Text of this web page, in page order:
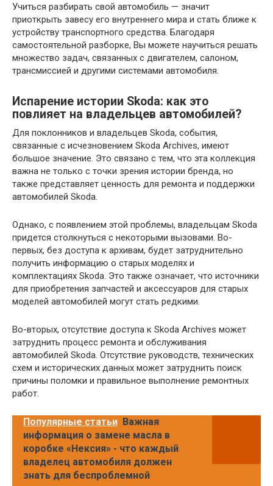
Учиться разбирать свой автомобиль — значит
приоткрыть завесу его внутреннего мира и стать ближе к
устройству транспортного средства. Благодаря
самостоятельной разборке, Вы можете научиться решать
множество задач, связанных с двигателем, салоном,
трансмиссией и другими системами автомобиля.
Испарение истории Skoda: как это
повлияет на владельцев автомобилей?
Для поклонников и владельцев Skoda, события,
связанные с исчезновением Skoda Archives, имеют
большое значение. Это связано с тем, что эта коллекция
важна не только с точки зрения истории бренда, но
также представляет ценность для ремонта и поддержки
автомобилей Skoda.
Однако, с появлением этой проблемы, владельцам Skoda
придется столкнуться с некоторыми вызовами. Во-
первых, без доступа к архивам, будет затруднительно
получить информацию о старых моделях и
комплектациях Skoda. Это также означает, что источники
для приобретения запчастей и аксессуаров для старых
моделей автомобилей могут стать редкими.
Во-вторых, отсутствие доступа к Skoda Archives может
затруднить процесс ремонта и обслуживания
автомобилей Skoda. Отсутствие руководств, технических
схем и исторических данных может затруднить поиск
причины поломки и правильное выполнение ремонтных
работ.
Популярные статьи Важная
информация о замене масла в
коробке «Нексия» - что каждый
владелец автомобиля должен
знать для беспроблемной